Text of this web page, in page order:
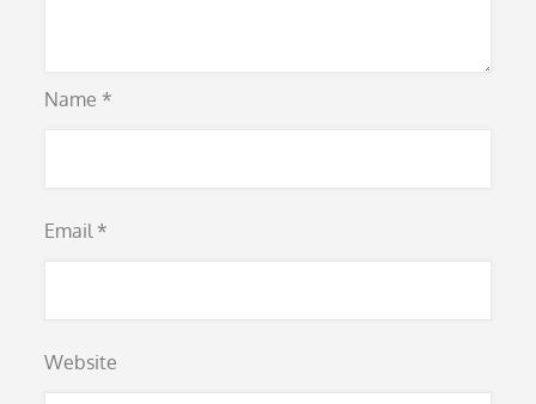
Name *
Email *
Website